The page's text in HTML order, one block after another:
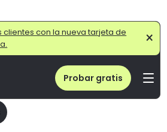
clientes con la nueva tarjeta de
×
Probar gratis
Trucos de Decoración Para Estética Pequeña